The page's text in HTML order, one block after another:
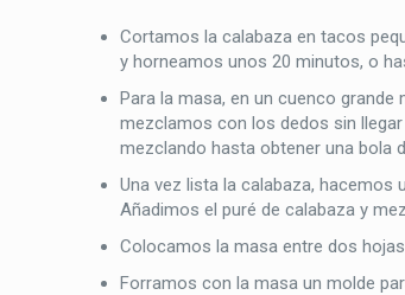
Cortamos la calabaza en tacos
y horneamos unos 20 minutos, o
Para la masa, en un cuenco
mezclamos con los dedos sin
mezclando hasta obtener una bola
Una vez lista la calabaza, hacemos
Añadimos el puré de calabaza y
Colocamos la masa entre dos
Forramos con la masa un molde